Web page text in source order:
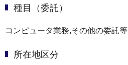
種目（委託）
コンピュータ業務,その他の委託等
所在地区分